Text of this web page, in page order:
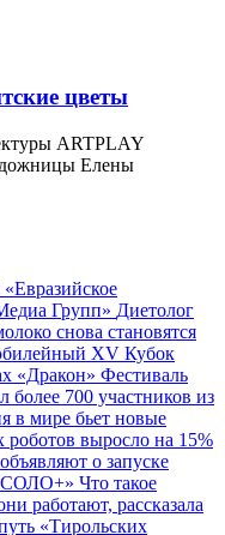
цветы
ARTPLAY
Елены
Групп» Диетолог
снова становятся
XV Кубок
«Дракон» Фестиваль
700 участников из
в мире бьет новые
выросло на 15%
о запуске
Что такое
работают, рассказала
«Тирольских